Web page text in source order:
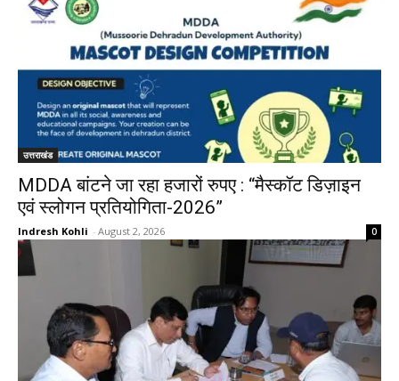
उत्तराखंड
MDDA बांटने जा रहा हजारों रुपए : “मैस्कॉट डिज़ाइन
एवं स्लोगन प्रतियोगिता-2026”
Indresh Kohli - August 2, 2026 0